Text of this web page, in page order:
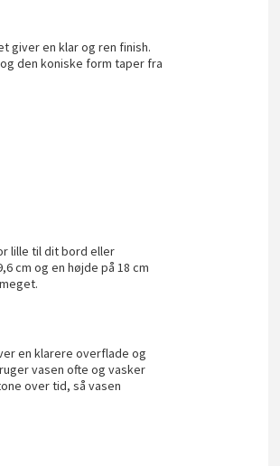
giver en klar og ren finish.
den koniske form taper fra
lille til dit bord eller
cm og en højde på 18 cm
en klarere overflade og
vasen ofte og vasker
over tid, så vasen